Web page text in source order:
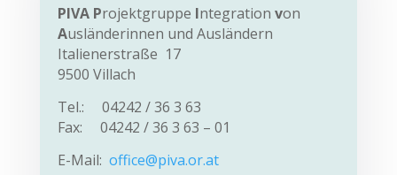
PIVA Projektgruppe Integration von
Ausländerinnen und Ausländern
Italienerstraße 17
9500 Villach
Tel.: 04242 / 36 3 63
Fax: 04242 / 36 3 63 – 01
E-Mail: office@piva.or.at